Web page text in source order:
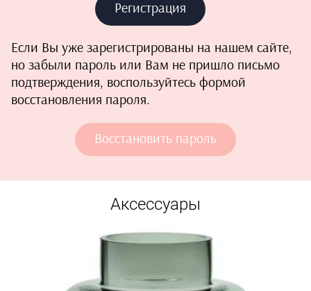
Регистрация
Если Вы уже зарегистрированы на нашем сайте,
но забыли пароль или Вам не пришло письмо
подтверждения, воспользуйтесь формой
восстановления пароля.
Восстановить пароль
Аксессуары